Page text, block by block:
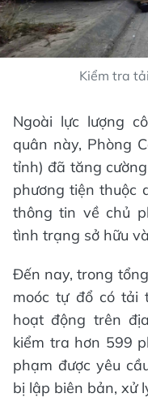
Kiểm tra
Ngoài lực lượng
quân này, Phòng
tỉnh) đã tăng
phương tiện thuộc
thông tin về chủ
tình trạng sở hữu
Đến nay, trong
moóc tự đổ có tải
hoạt động trên
kiểm tra hơn 599
phạm được yêu
bị lập biên bản, xử